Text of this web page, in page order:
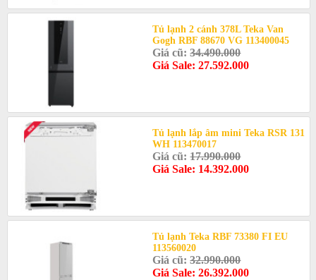
Tủ lạnh 2 cánh 378L Teka Van
Gogh RBF 88670 VG 113400045
Giá cũ:34.490.000
Giá Sale: 27.592.000
Tủ lạnh lắp âm mini Teka RSR 131
WH 113470017
Giá cũ:17.990.000
Giá Sale: 14.392.000
Tủ lạnh Teka RBF 73380 FI EU
113560020
Giá cũ:32.990.000
Giá Sale: 26.392.000